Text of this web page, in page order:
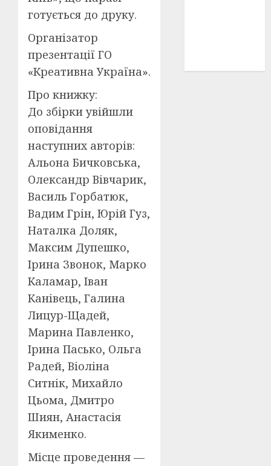
готується до друку.
Організатор
презентації ГО
«Креативна Україна».
Про книжку:
До збірки увійшли
оповідання
наступних авторів:
Альона Бичковська,
Олександр Вівчарик,
Василь Горбатюк,
Вадим Грін, Юрій Гуз,
Наталка Доляк,
Максим Дупешко,
Ірина Звонок, Марко
Каламар, Іван
Канівець, Галина
Лицур-Щадей,
Марина Павленко,
Ірина Пасько, Ольга
Радей, Віоліна
Ситнік, Михайло
Цьома, Дмитро
Шиян, Анастасія
Якименко.
Місце проведення —